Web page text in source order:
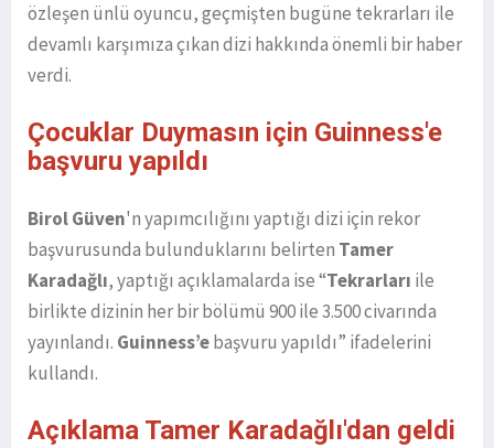
özleşen ünlü oyuncu, geçmişten bugüne tekrarları ile
devamlı karşımıza çıkan dizi hakkında önemli bir haber
verdi.
Çocuklar Duymasın için Guinness'e
başvuru yapıldı
Birol Güven'n yapımcılığını yaptığı dizi için rekor
başvurusunda bulunduklarını belirten Tamer
Karadağlı, yaptığı açıklamalarda ise “Tekrarları ile
birlikte dizinin her bir bölümü 900 ile 3.500 civarında
yayınlandı. Guinness’ebaşvuru yapıldı” ifadelerini
kullandı.
Açıklama Tamer Karadağlı'dan geldi